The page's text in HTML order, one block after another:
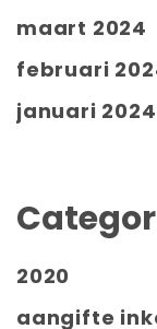
maart 2024
februari
januari 2024
2020
aangifte